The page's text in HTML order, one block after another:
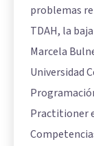
problemas
TDAH, la
Marcela
Universidad
Practitioner